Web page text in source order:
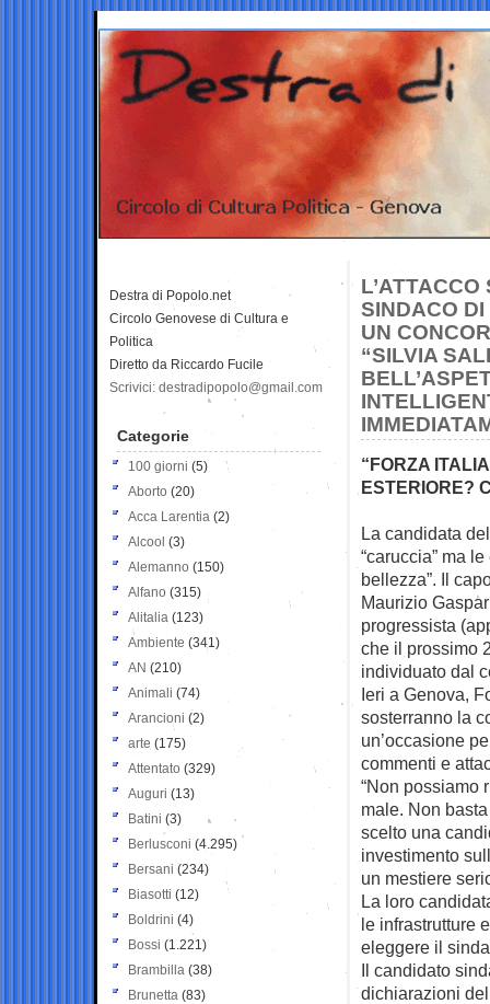
SINDACO DI
UN
“SILVIA
“FORZA
ESTERIORE?
La candidata
“caruccia” ma le
bellezza”. Il
Maurizio
progressista
che il prossimo
individuato dal
Ieri a Genova,
sosterranno la
un’occasione
commenti e
“Non possiamo
male. Non
scelto una
investimento
un mestiere
La loro
le infrastrutture
eleggere il
Il candidato
dichiarazioni
Destra di Popolo.net
Circolo Genovese di Cultura e
Politica
Diretto da Riccardo Fucile
Scrivici: destradipopolo@gmail.com
Categorie
100 giorni (5)
Aborto (20)
Acca Larentia (2)
Alcool (3)
Alemanno (150)
Alfano (315)
Alitalia (123)
Ambiente (341)
AN (210)
Animali (74)
Arancioni (2)
arte (175)
Attentato (329)
Auguri (13)
Batini (3)
Berlusconi (4.295)
Bersani (234)
Biasotti (12)
Boldrini (4)
Bossi (1.221)
Brambilla (38)
Brunetta (83)